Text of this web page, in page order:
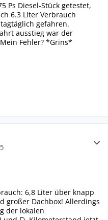
Ps Diesel-Stück getestet,
6.3 Liter Verbrauch
gefahren.
ausstieg war der
Fehler? *Grins*
6,8 Liter über knapp
großer Dachbox! Allerdings
der lokalen